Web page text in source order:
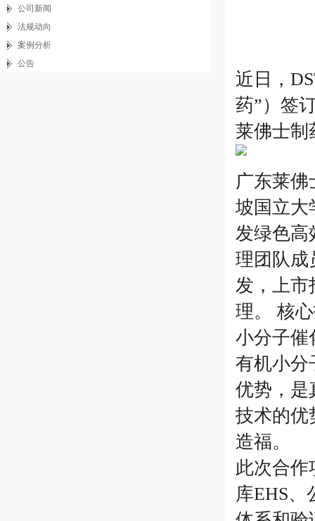
公司新闻
法规动向
案例分析
公告
近日，
药”）签
莱佛士制
广东莱
坡国立大
发绿色高
理团队成
发，上市
理。 核
小分子催
有机小分
优势，是
技术的优
造福。
此次合作
库EHS